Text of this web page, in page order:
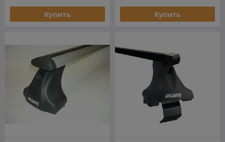
Купить Купить